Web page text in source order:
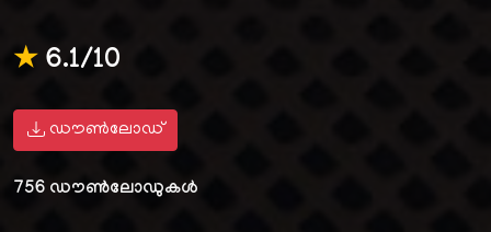
★6.1/10
ഡൗൺലോഡ്
756 ഡൗൺലോഡുകൾ